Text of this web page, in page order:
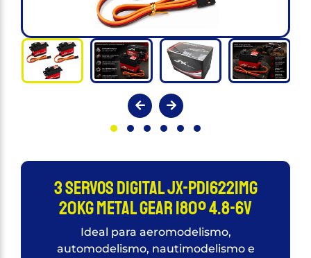
3 Servos Digital JX-PDI6221MG
20Kg Metal Gear 180º 4.8-6v
Ideal para aeromodelismo,
automodelismo, nautimodelismo e